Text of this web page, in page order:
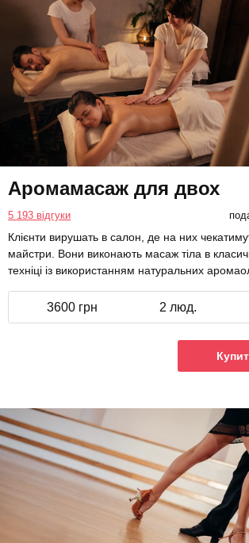
Аромамасаж для двох
5 193 відгуки
Клієнти вирушать в салон, де на них
майстри. Вони виконають масаж тіла в
техніці із використанням натуральних
3600 грн 2 люд.